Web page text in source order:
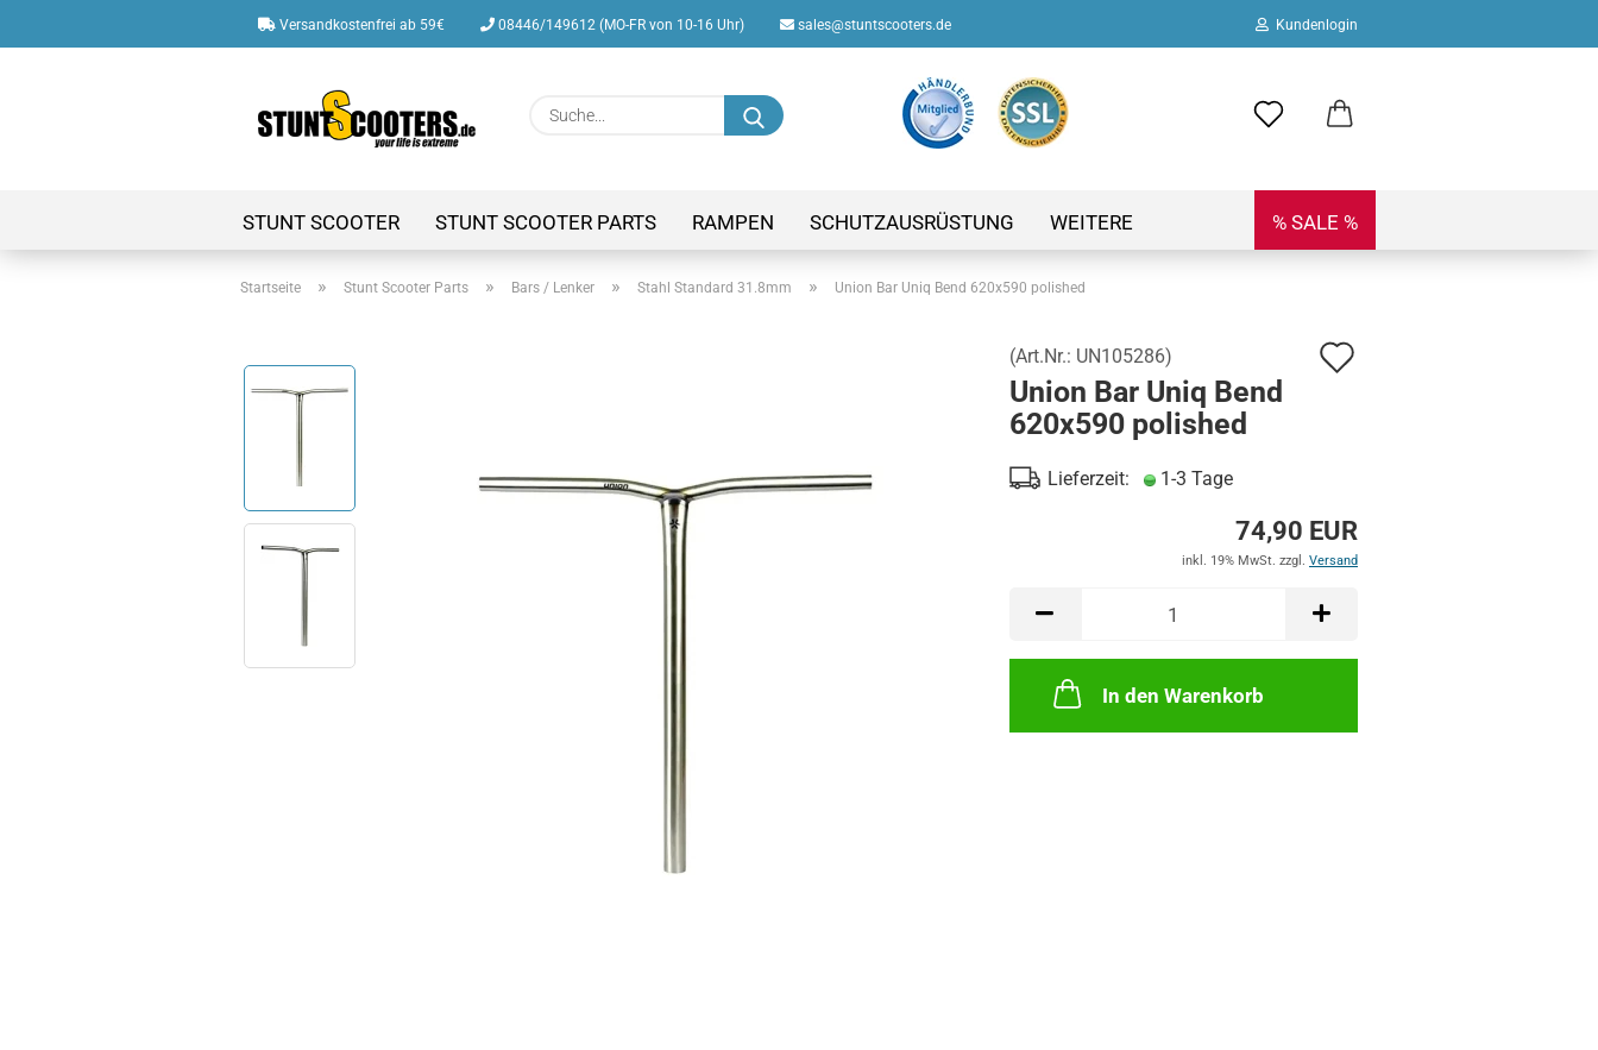
Versandkostenfrei ab 59€ 08446/149612 (MO-FR von 10-16 Uhr) sales@stuntscooters.de Kundenlogin
Passwort
Konto erstellen
Passwort vergessen?
Suche...
STUNT SCOOTER STUNT SCOOTER PARTS RAMPEN SCHUTZAUSRÜSTUNG % SALE %
WEITERE
Startseite » Stunt Scooter Parts » Bars / Lenker » Stahl Standard 31.8mm » Union Bar Uniq Bend 620x590 polished
(Art.Nr.: UN105286)
Union Bar Uniq Bend
620x590 polished
Lieferzeit: 1-3 Tage
74,90 EUR
inkl. 19% MwSt. zzgl. Versand
In den Warenkorb